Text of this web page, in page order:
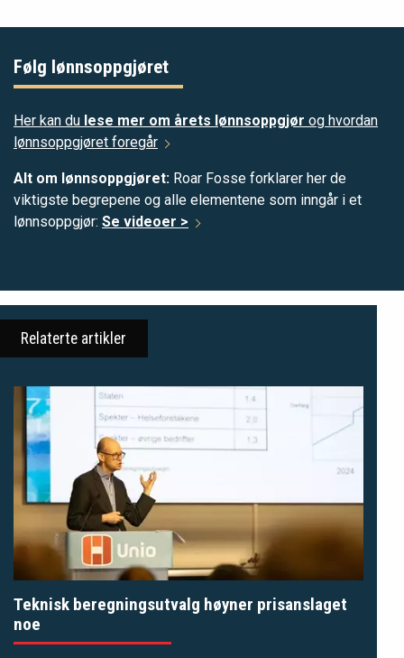
Følg lønnsoppgjøret
Her kan du lese mer om årets lønnsoppgjør og hvordan
lønnsoppgjøret foregår
Alt om lønnsoppgjøret: Roar Fosse forklarer her de
viktigste begrepene og alle elementene som inngår i et
lønnsoppgjør: Se videoer >
Relaterte artikler
Teknisk beregningsutvalg høyner prisanslaget
noe